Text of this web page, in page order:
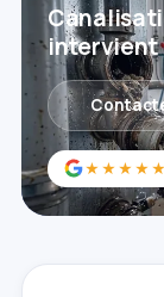
★★★★★
intervient